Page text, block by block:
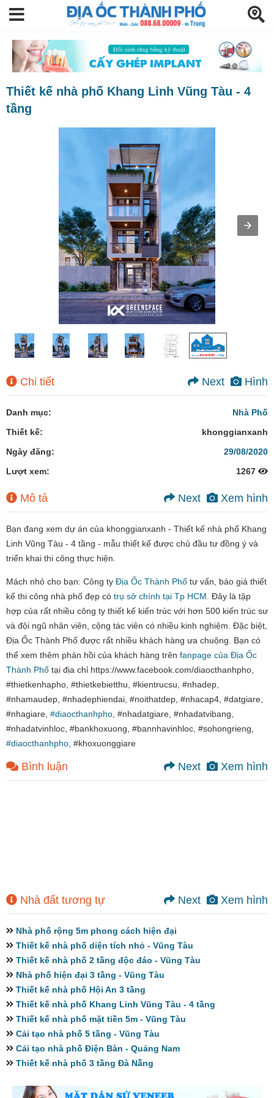
Thiết kế nhà phố Khang Linh Vũng Tàu - 4
tầng
Chi tiết Hình
Next
Danh mục:
Nhà Phố
Thiết kế:
khonggianxanh
Ngày đăng:
29/08/2020
Lượt xem:
1267
Mô tả Xem hình
Next
Bạn đang xem dự án của khonggianxanh - Thiết kế nhà phố Khang
Linh Vũng Tàu - 4 tầng - mẫu thiết kế được chủ đầu tư đồng ý và
triển khai thi công thực hiện.
Mách nhỏ cho bạn: Công ty Địa Ốc Thành Phố tư vấn, báo giá thiết
kế thi công nhà phố đẹp có trụ sở chính tại Tp HCM. Đây là tập
hợp của rất nhiều công ty thiết kế kiến trúc với hơn 500 kiến trúc sư
và đội ngũ nhân viên, cộng tác viên có nhiều kinh nghiệm. Đặc biệt,
Địa Ốc Thành Phố được rất nhiều khách hàng ưa chuộng. Bạn có
thể xem thêm phản hồi của khách hàng trên fanpage của Địa Ốc
Thành Phố tại địa chỉ https://www.facebook.com/diaocthanhpho,
#thietkenhapho, #thietkebietthu, #kientrucsu, #nhadep,
#nhamaudep, #nhadephiendai, #noithatdep, #nhacap4, #datgiare,
#nhagiare, #diaocthanhpho, #nhadatgiare, #nhadatvibang,
#nhadatvinhloc, #bankhoxuong, #bannhavinhloc, #sohongrieng,
#diaocthanhpho, #khoxuonggiare
Bình luận Xem hình
Next
Nhà đất tương tự Xem hình
Next
Nhà phố rộng 5m phong cách hiện đại
Thiết kế nhà phố diện tích nhỏ - Vũng Tàu
Thiết kế nhà phố 2 tầng độc đáo - Vũng Tàu
Nhà phố hiện đại 3 tầng - Vũng Tàu
Thiết kế nhà phố Hội An 3 tầng
Thiết kế nhà phố Khang Linh Vũng Tàu - 4 tầng
Thiết kế nhà phố mặt tiền 5m - Vũng Tàu
Cải tạo nhà phố 5 tầng - Vũng Tàu
Cải tạo nhà phố Điện Bàn - Quảng Nam
Thiết kế nhà phố 3 tầng Đà Nẵng